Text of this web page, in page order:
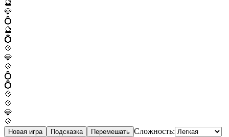
🔮
💎
💍
🔮
💍
💠
💎
💠
💍
💍
💠
💠
💎
💠
Новая игра Подсказка Перемешать Сложность: